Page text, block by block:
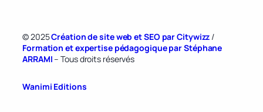
© 2025Création de site web et SEO par Citywizz /
Formation et expertise pédagogique par Stéphane
ARRAMI– Tous droits réservés
Wanimi Editions